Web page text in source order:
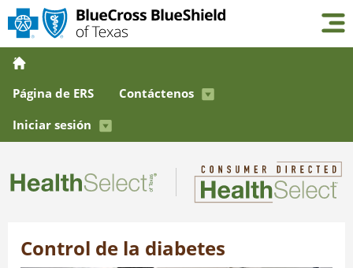
Página de ERS
Contáctenos
Iniciar sesión
Control de la diabetes